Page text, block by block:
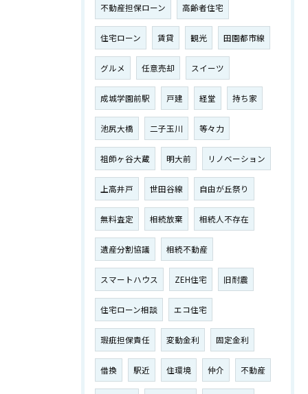
不動産担保ローン 高齢者住宅
住宅ローン 賃貸 観光 田園都市線
グルメ 任意売却 スイーツ
成城学園前駅 戸建 経堂 持ち家
池尻大橋 二子玉川 等々力
祖師ヶ谷大蔵 明大前 リノベーション
上高井戸 世田谷線 自由が丘祭り
無料査定 相続放棄 相続人不存在
遺産分割協議 相続不動産
スマートハウス ZEH住宅 旧耐震
住宅ローン相談 エコ住宅
瑕疵担保責任 変動金利 固定金利
借換 駅近 住環境 仲介 不動産